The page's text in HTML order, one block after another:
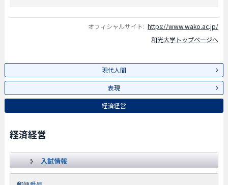
オフィシャルサイト: https://www.wako.ac.jp/
和光大学トップページへ
現代人間
表現
経済経営
経済経営
入試情報